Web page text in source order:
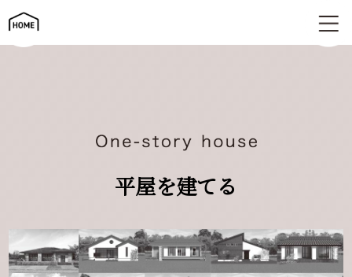
平屋を建てる | One-story house
平屋を建てる